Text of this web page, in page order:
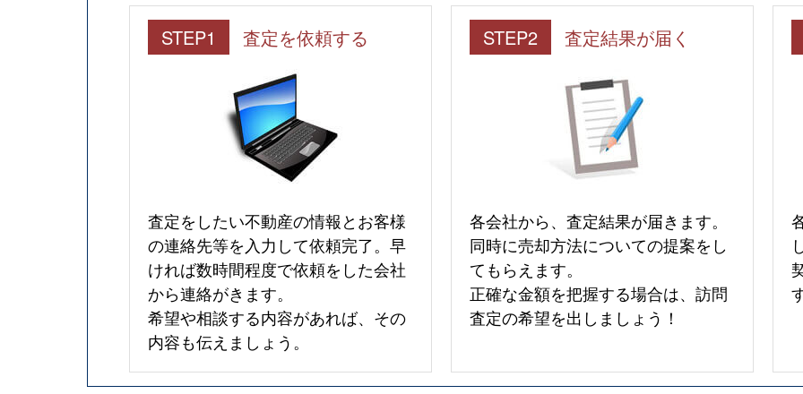
STEP1 査定を依頼する
査定をしたい不動産の情報とお客様
の連絡先等を入力して依頼完了。早
ければ数時間程度で依頼をした会社
から連絡がきます。
希望や相談する内容があれば、その
内容も伝えましょう。
STEP2 査定結果が届く
各会社から、査定結果が届きます。
同時に売却方法についての提案をし
てもらえます。
正確な金額を把握する場合は、訪問
査定の希望を出しましょう！